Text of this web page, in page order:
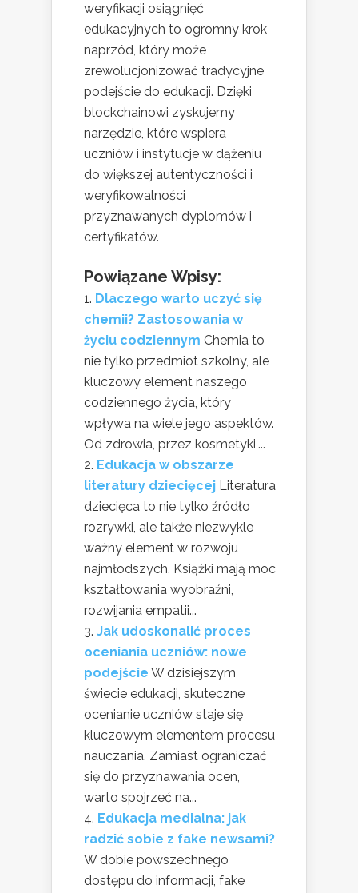
weryfikacji osiągnięć
edukacyjnych to ogromny krok
naprzód, który może
zrewolucjonizować tradycyjne
podejście do edukacji. Dzięki
blockchainowi zyskujemy
narzędzie, które wspiera
uczniów i instytucje w dążeniu
do większej autentyczności i
weryfikowalności
przyznawanych dyplomów i
certyfikatów.
Powiązane Wpisy:
Dlaczego warto uczyć się
chemii? Zastosowania w
życiu codziennym Chemia to
nie tylko przedmiot szkolny, ale
kluczowy element naszego
codziennego życia, który
wpływa na wiele jego aspektów.
Od zdrowia, przez kosmetyki,...
Edukacja w obszarze
literatury dziecięcej Literatura
dziecięca to nie tylko źródło
rozrywki, ale także niezwykle
ważny element w rozwoju
najmłodszych. Książki mają moc
kształtowania wyobraźni,
rozwijania empatii...
Jak udoskonalić proces
oceniania uczniów: nowe
podejście W dzisiejszym
świecie edukacji, skuteczne
ocenianie uczniów staje się
kluczowym elementem procesu
nauczania. Zamiast ograniczać
się do przyznawania ocen,
warto spojrzeć na...
Edukacja medialna: jak
radzić sobie z fake newsami?
W dobie powszechnego
dostępu do informacji, fake